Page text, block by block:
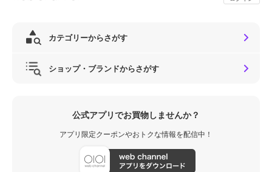
カテゴリーからさがす
ショップ・ブランドからさがす
公式アプリでお買物しませんか？
アプリ限定クーポンやおトクな情報を配信中！